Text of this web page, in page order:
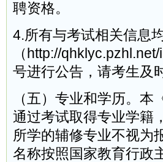
聘资格。
4.所有与考试相关信息
（http://
号进行公告，请考生及
（五）专业和学历。
通过考试取得专业学籍
所学的辅修专业不视为
名称按照国家教育行政